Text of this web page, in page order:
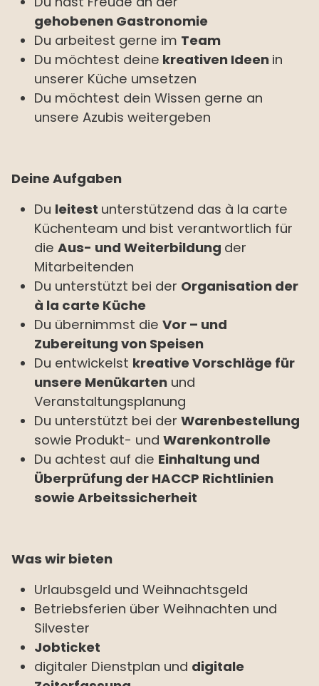
gehobenen Gastronomie
Du arbeitest gerne im Team
Du möchtest deine kreativen Ideen in
unserer Küche umsetzen
Du möchtest dein Wissen gerne an
unsere Azubis weitergeben
Deine Aufgaben
Du leitest unterstützend das à la carte
Küchenteam und bist verantwortlich für
die Aus- und Weiterbildung der
Mitarbeitenden
Du unterstützt bei der Organisation der
à la carte Küche
Du übernimmst die Vor – und
Zubereitung von Speisen
Du entwickelst kreative Vorschläge für
unsere Menükartenund
Veranstaltungsplanung
Du unterstützt bei der Warenbestellung
sowie Produkt- und Warenkontrolle
Du achtest auf die Einhaltung und
Überprüfung der HACCP Richtlinien
sowie Arbeitssicherheit
Was wir bieten
Urlaubsgeld und Weihnachtsgeld
Betriebsferien über Weihnachten und
Silvester
Jobticket
digitaler Dienstplan und digitale